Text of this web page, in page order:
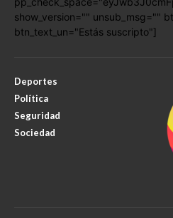
show_version="" unsub_msg=""
btn_text_un="Estás suscripto"]
Deportes
Política
Seguridad
Sociedad